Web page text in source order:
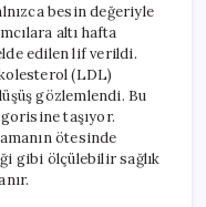
besin değeriyle
altı hafta
edilen lif verildi.
(LDL)
gözlemlendi. Bu
taşıyor.
ötesinde
gibi ölçülebilir sağlık